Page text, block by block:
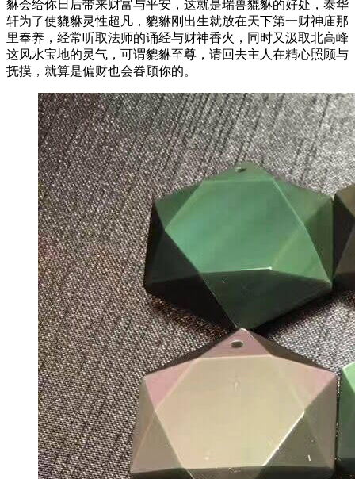
貅会给你日后带来财富与平安，这就是瑞兽貔貅的好处，泰华
轩为了使貔貅灵性超凡，貔貅刚出生就放在天下第一财神庙那
里奉养，经常听取法师的诵经与财神香火，同时又汲取北高峰
这风水宝地的灵气，可谓貔貅至尊，请回去主人在精心照顾与
抚摸，就算是偏财也会眷顾你的。